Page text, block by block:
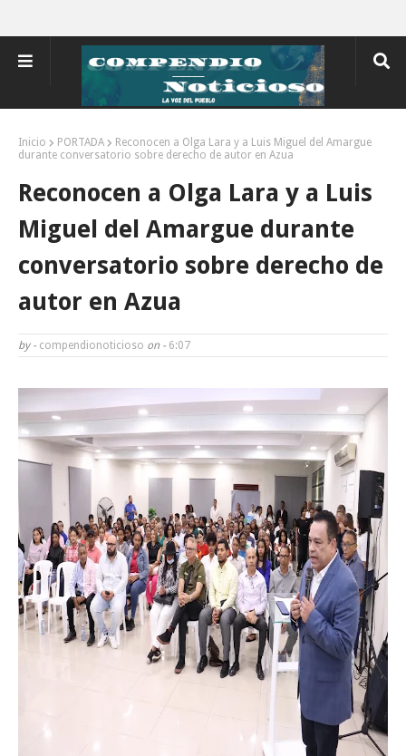
Inicio PORTADA
Reconocen a Olga Lara y a Luis Miguel del Amargue
durante conversatorio sobre derecho de autor en Azua
Reconocen a Olga Lara y a Luis
Miguel del Amargue durante
conversatorio sobre derecho de
autor en Azua
by - compendionoticioso on - 6:07